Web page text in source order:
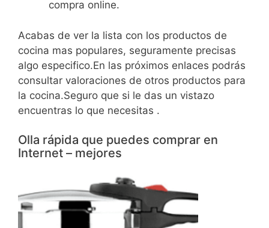
compra online.
Acabas de ver la lista con los productos de
cocina mas populares, seguramente precisas
algo especifico.En las próximos enlaces podrás
consultar valoraciones de otros productos para
la cocina.Seguro que si le das un vistazo
encuentras lo que necesitas .
Olla rápida que puedes comprar en
Internet – mejores